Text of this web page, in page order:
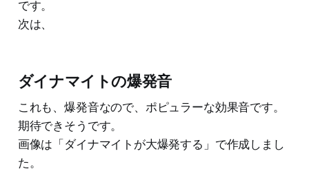
です。
次は、
ダイナマイトの爆発音
これも、爆発音なので、ポピュラーな効果音です。
期待できそうです。
画像は「ダイナマイトが大爆発する」で作成しまし
た。